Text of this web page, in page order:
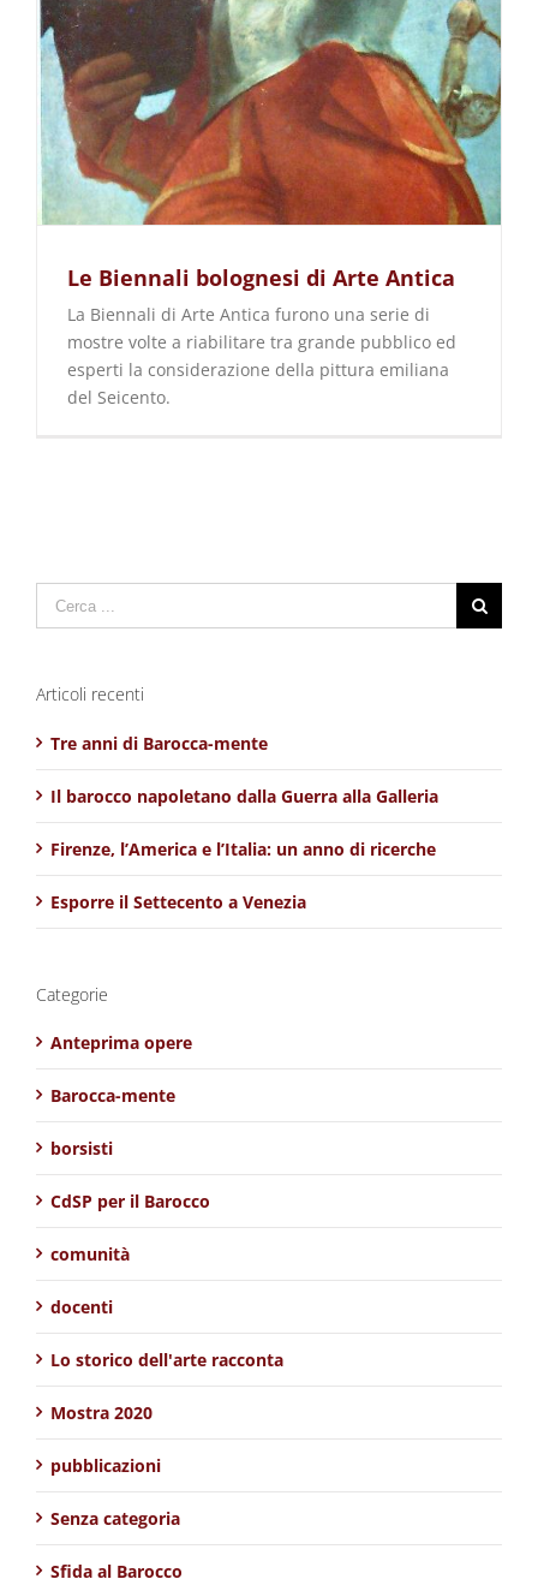
Le Biennali bolognesi di Arte Antica
La Biennali di Arte Antica furono una serie di
mostre volte a riabilitare tra grande pubblico ed
esperti la considerazione della pittura emiliana
del Seicento.
Cerca
per:
Articoli recenti
Tre anni di Barocca-mente
Il barocco napoletano dalla Guerra alla Galleria
Firenze, l’America e l’Italia: un anno di ricerche
Esporre il Settecento a Venezia
Categorie
Anteprima opere
Barocca-mente
borsisti
CdSP per il Barocco
comunità
docenti
Lo storico dell'arte racconta
Mostra 2020
pubblicazioni
Senza categoria
Sfida al Barocco